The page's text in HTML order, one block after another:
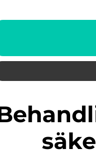
– redskap för